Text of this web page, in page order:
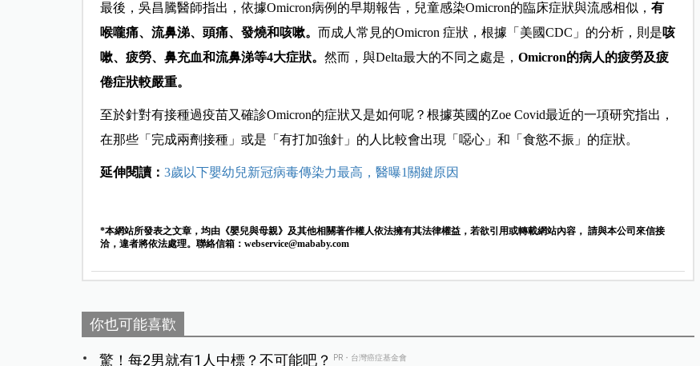
最後，吳昌騰醫師指出，依據Omicron病例的早期報告，兒童感染Omicron的臨床症狀與流感相似， 有
喉嚨痛、流鼻涕、頭痛、發燒和咳嗽。 而成人常見的Omicron 症狀，根據「美國CDC」的分析，則是咳
嗽、疲勞、鼻充血和流鼻涕等4大症狀。 然而，與Delta最大的不同之處是， Omicron的病人的疲勞及疲
倦症狀較嚴重。
至於針對有接種過疫苗又確診Omicron的症狀又是如何呢？根據英國的Zoe Covid最近的一項研究指出，
在那些「完成兩劑接種」或是「有打加強針」的人比較會出現「噁心」和「食慾不振」的症狀。
延伸閱讀： 3歲以下嬰幼兒新冠病毒傳染力最高，醫曝1關鍵原因
*本網站所發表之文章，均由《嬰兒與母親》及其他相關著作權人依法擁有其法律權益，若欲引用或轉載網站內容， 請與本公司來信接
洽，違者將依法處理。聯絡信箱： webservice@mababy.com
你也可能喜歡
驚！每2男就有1人中標？不可能吧？ PR・台灣癌症基金會